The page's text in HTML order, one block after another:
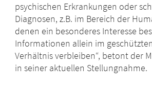
psychischen Erkrankungen oder
Diagnosen, z.B. im Bereich der
denen ein besonderes Interesse
Informationen allein im
Verhältnis verbleiben“, betont der
in seiner aktuellen Stellungnahme.